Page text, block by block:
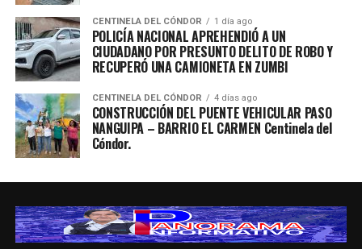
CENTINELA DEL CÓNDOR 1 día ago
POLICÍA NACIONAL APREHENDIÓ A UN
CIUDADANO POR PRESUNTO DELITO DE ROBO Y
RECUPERÓ UNA CAMIONETA EN ZUMBI
CENTINELA DEL CÓNDOR 4 días ago
CONSTRUCCIÓN DEL PUENTE VEHICULAR PASO
NANGUIPA – BARRIO EL CARMEN Centinela del
Cóndor.